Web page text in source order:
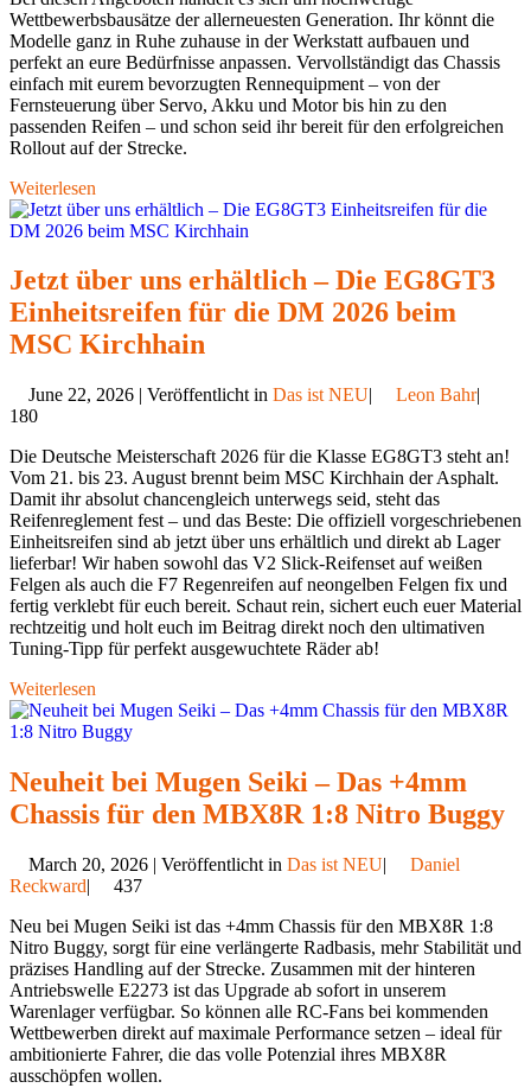
Wettbewerbsbausätze der allerneuesten Generation. Ihr könnt die
Modelle ganz in Ruhe zuhause in der Werkstatt aufbauen und
perfekt an eure Bedürfnisse anpassen. Vervollständigt das Chassis
einfach mit eurem bevorzugten Rennequipment – von der
Fernsteuerung über Servo, Akku und Motor bis hin zu den
passenden Reifen – und schon seid ihr bereit für den erfolgreichen
Rollout auf der Strecke.
Weiterlesen
Jetzt über uns erhältlich – Die EG8GT3
Einheitsreifen für die DM 2026 beim
MSC Kirchhain
June 22, 2026 | Veröffentlicht in Das ist NEU| Leon Bahr|
180
Die Deutsche Meisterschaft 2026 für die Klasse EG8GT3 steht an!
Vom 21. bis 23. August brennt beim MSC Kirchhain der Asphalt.
Damit ihr absolut chancengleich unterwegs seid, steht das
Reifenreglement fest – und das Beste: Die offiziell vorgeschriebenen
Einheitsreifen sind ab jetzt über uns erhältlich und direkt ab Lager
lieferbar! Wir haben sowohl das V2 Slick-Reifenset auf weißen
Felgen als auch die F7 Regenreifen auf neongelben Felgen fix und
fertig verklebt für euch bereit. Schaut rein, sichert euch euer Material
rechtzeitig und holt euch im Beitrag direkt noch den ultimativen
Tuning-Tipp für perfekt ausgewuchtete Räder ab!
Weiterlesen
Neuheit bei Mugen Seiki – Das +4mm
Chassis für den MBX8R 1:8 Nitro Buggy
March 20, 2026 | Veröffentlicht in Das ist NEU|
Daniel
Reckward|
437
Neu bei Mugen Seiki ist das +4mm Chassis für den MBX8R 1:8
Nitro Buggy, sorgt für eine verlängerte Radbasis, mehr Stabilität und
präzises Handling auf der Strecke. Zusammen mit der hinteren
Antriebswelle E2273 ist das Upgrade ab sofort in unserem
Warenlager verfügbar. So können alle RC-Fans bei kommenden
Wettbewerben direkt auf maximale Performance setzen – ideal für
ambitionierte Fahrer, die das volle Potenzial ihres MBX8R
ausschöpfen wollen.